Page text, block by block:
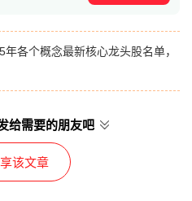
各个概念最新核心龙头股名单，
给需要的朋友吧
该文章